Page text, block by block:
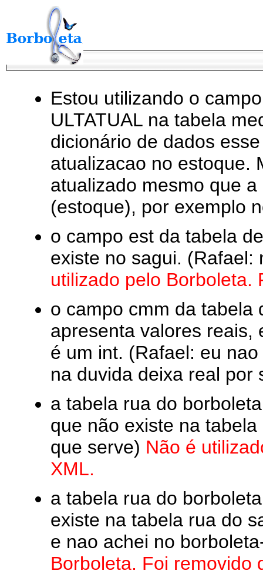
Estou utilizando o
ULTATUAL na tabela
dicionário de dados
atualizacao no estoque.
atualizado mesmo que
(estoque), por exemplo
o campo est da tabela
existe no sagui.
utilizado pelo Borboleta.
o campo cmm da tabela
apresenta valores reais,
é um int. (Rafael: eu
na duvida deixa real por
a tabela rua do
que não existe na
que serve) Não é
XML.
a tabela rua do
existe na tabela rua do
e nao achei no
Borboleta. Foi removido